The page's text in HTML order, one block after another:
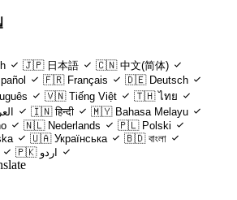
🇯🇵 日本語 🇨🇳 中文(简体)
🇫🇷 Français 🇩🇪 Deutsch
🇻🇳 Tiếng Việt 🇹🇭 ไทย
🇮🇳 हिन्दी 🇲🇾 Bahasa Melayu
🇳🇱 Nederlands 🇵🇱 Polski
🇺🇦 Українська 🇧🇩 বাংলা
🇵🇰 اردو